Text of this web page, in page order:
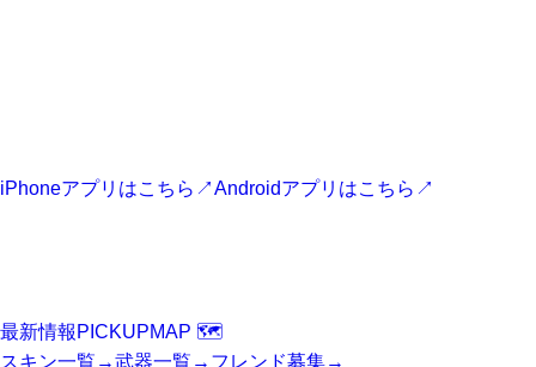
iPhoneアプリはこちら ↗Androidアプリはこちら ↗
最新情報 PICKUPMAP 🗺️
スキン一覧 →武器一覧 → フレンド募集→